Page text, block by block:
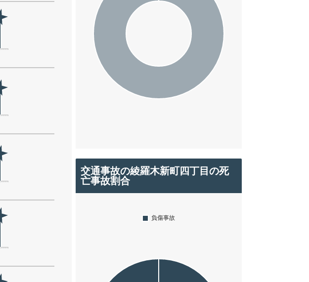
交通事故の綾羅木新町四丁目の死
亡事故割合